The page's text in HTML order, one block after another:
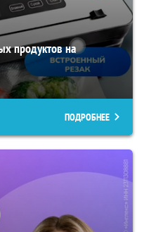
продуктов на
ПОДРОБНЕЕ